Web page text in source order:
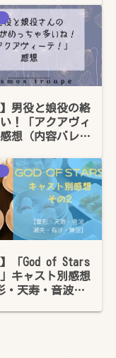
タバレあり】
】男役と娘役の絡
！「アクアヴィ
想（内容バレあ
】「God of Stars
キャスト別感想
・天寿・音波・